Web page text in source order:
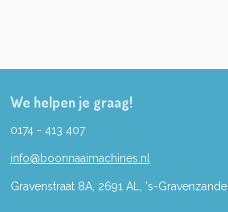
We helpen je graag!
0174 - 413 407
info@boonnaaimachines.nl
Gravenstraat 8A, 2691 AL, 's-Gravenzande